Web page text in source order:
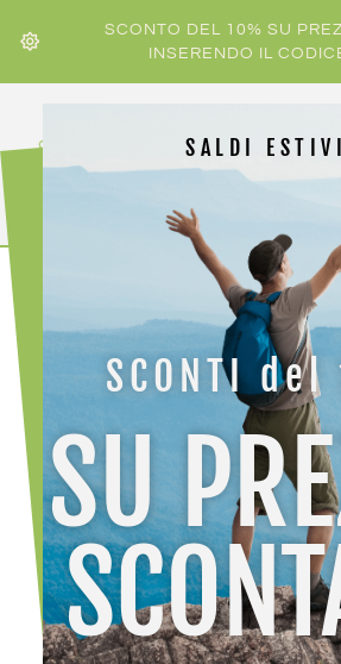
SCONTO DEL 10% SU
INSERENDO IL
HOME /UOMO / CRAZY PANT ZENITH
SALDI ESTIVI
SCONTI del
SU